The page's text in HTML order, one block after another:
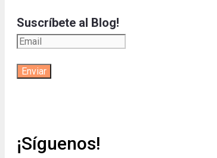
Suscríbete al Blog!
¡Síguenos!